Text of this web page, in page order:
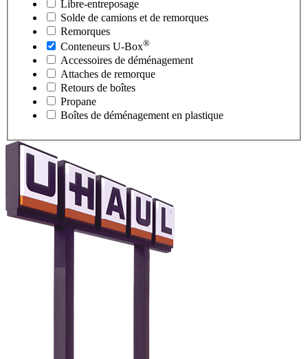
Libre-entreposage
Solde de camions et de remorques
Remorques
Conteneurs U-Box®
Accessoires de déménagement
Attaches de remorque
Retours de boîtes
Propane
Boîtes de déménagement en plastique